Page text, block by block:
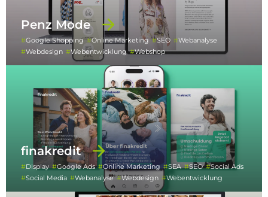
Penz Mode
Google Shopping Online Marketing SEO
Webanalyse
Webdesign
Webentwicklung Webshop
finakredit
Display Google Ads Online Marketing SEA SEO
Social Ads
Social Media
Webanalyse Webdesign Webentwicklung